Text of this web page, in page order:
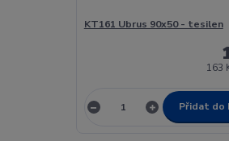
KT161 Ubrus 90x50 - tesilen
163
Přidat do